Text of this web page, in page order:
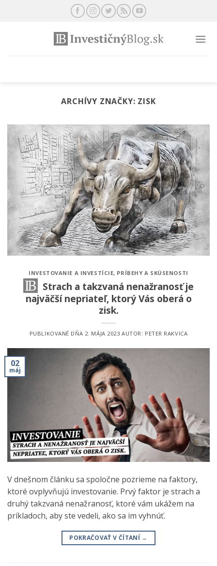
ARCHÍVY ZNAČKY: ZISK
INVESTOVANIE A INVESTÍCIE, PRÍBEHY A SKÚSENOSTI
Strach a takzvaná nenažranosť je
najväčší nepriateľ, ktorý Vás oberá o
zisk.
PUBLIKOVANÉ DŇA 2. MÁJA 2023 AUTOR: PETER RAKVICA
02
máj
V dnešnom článku sa spoločne pozrieme na faktory,
ktoré ovplyvňujú investovanie. Prvý faktor je strach a
druhý takzvaná nenažranosť, ktoré vám ukážem na
príkladoch, aby ste vedeli, ako sa im vyhnúť.
POKRAČOVAŤ V ČÍTANÍ →